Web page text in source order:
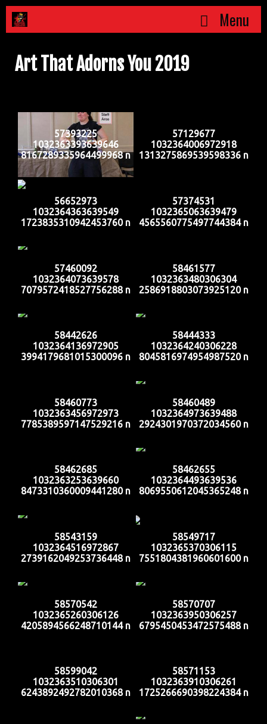
Skip
to
Menu
Art That Adorns You 2019
57393225
1032363393639646
8167289335964499968 n
57129677
1032364006972918
1313275869539598336 n
56652973
1032364363639549
1723835310942453760 n
57374531
1032365063639479
4565560775497744384 n
57460092
1032364073639578
7079572418527756288 n
58461577
1032363480306304
2586918803073925120 n
58442626
1032364136972905
3994179681015300096 n
58444333
1032364240306228
8045816974954987520 n
58460773
1032363456972973
7785389597147529216 n
58460489
1032364973639488
2924301970372034560 n
58462685
1032363253639660
8473310360009441280 n
58462655
1032364493639536
8069550612045365248 n
58543159
1032364516972867
2739162049253736448 n
58549717
1032365370306115
7551804381960601600 n
58570542
1032365260306126
4205894566248710144 n
58570707
1032363950306257
6795450453472575488 n
58599042
1032363510306301
6243892492782010368 n
58571153
1032363910306261
1725266690398224384 n